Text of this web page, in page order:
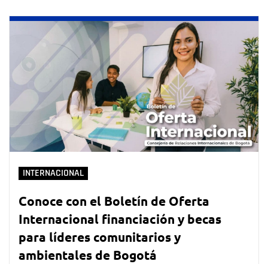
INTERNACIONAL
Conoce con el Boletín de Oferta
Internacional financiación y becas
para líderes comunitarios y
ambientales de Bogotá